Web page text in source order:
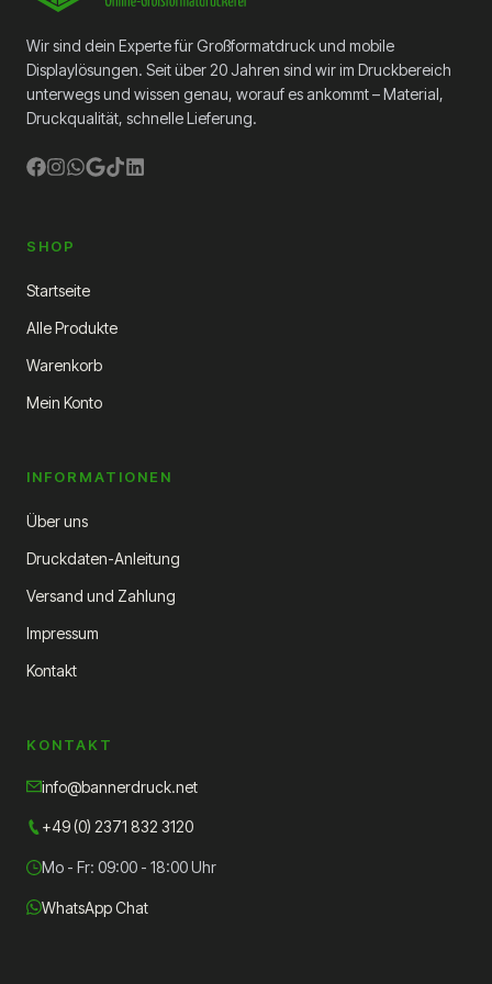
Folie, da sie sich leicht und ohne Luftblasen
besten Preis-Leistungs-Verhältnis?
Entscheiden Sie sich für QuaPro
Promotional.Sie möchten einen ablösbaren
Aufkleber? 3M IJ20 und Orajet 3162 sind
Oberflächen.
Wir sind dein Experte für Großformatdruck und mobile
Displaylösungen. Seit über 20 Jahren sind wir im Druckbereich
unterwegs und wissen genau, worauf es ankommt – Material,
Druckqualität, schnelle Lieferung.
SHOP
Startseite
Alle Produkte
Warenkorb
Mein Konto
INFORMATIONEN
Über uns
Druckdaten-Anleitung
Versand und Zahlung
Impressum
Kontakt
KONTAKT
info@bannerdruck.net
+49 (0) 2371 832 3120
Mo - Fr: 09:00 - 18:00 Uhr
WhatsApp Chat